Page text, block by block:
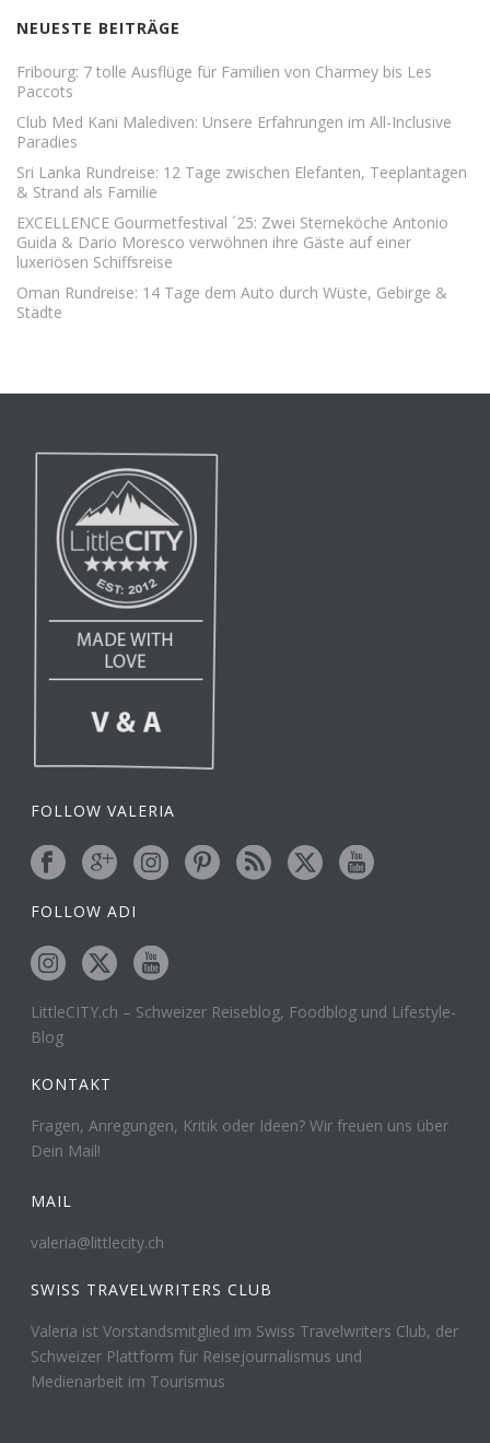
NEUESTE BEITRÄGE
Fribourg: 7 tolle Ausflüge für Familien von Charmey bis Les
Paccots
Club Med Kani Malediven: Unsere Erfahrungen im All-Inclusive
Paradies
Sri Lanka Rundreise: 12 Tage zwischen Elefanten, Teeplantagen
& Strand als Familie
EXCELLENCE Gourmetfestival ´25: Zwei Sterneköche Antonio
Guida & Dario Moresco verwöhnen ihre Gäste auf einer
luxeriösen Schiffsreise
Oman Rundreise: 14 Tage dem Auto durch Wüste, Gebirge &
Städte
FOLLOW VALERIA
FOLLOW ADI
LittleCITY.ch – Schweizer Reiseblog, Foodblog und Lifestyle-
Blog
KONTAKT
Fragen, Anregungen, Kritik oder Ideen? Wir freuen uns über
Dein Mail!
MAIL
valeria@littlecity.ch
SWISS TRAVELWRITERS CLUB
Valeria ist Vorstandsmitglied im Swiss Travelwriters Club, der
Schweizer Plattform für Reisejournalismus und
Medienarbeit im Tourismus